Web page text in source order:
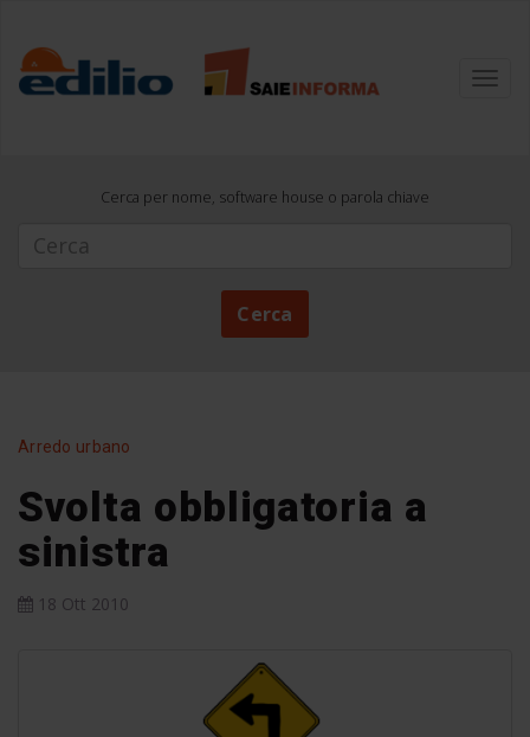
Cerca per nome, software house o parola chiave
Cerca
Arredo urbano
Svolta obbligatoria a
sinistra
18 Ott 2010